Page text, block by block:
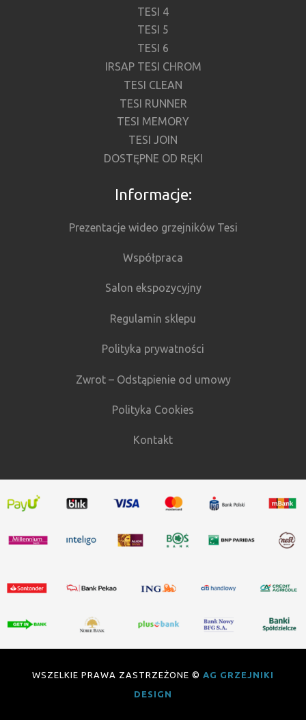
TESI 4
TESI 5
TESI 6
IRSAP TESI CHROM
TESI CLEAN
TESI RUNNER
TESI MEMORY
TESI JOIN
DOSTĘPNE OD RĘKI
Informacje:
Prezentacje wideo grzejników Tesi
Współpraca
Salon ekspozycyjny
Regulamin sklepu
Polityka prywatności
Zwrot – Odstąpienie od umowy
Polityka Cookies
Kontakt
WSZELKIE PRAWA ZASTRZEŻONE © AG GRZEJNIKI
DESIGN